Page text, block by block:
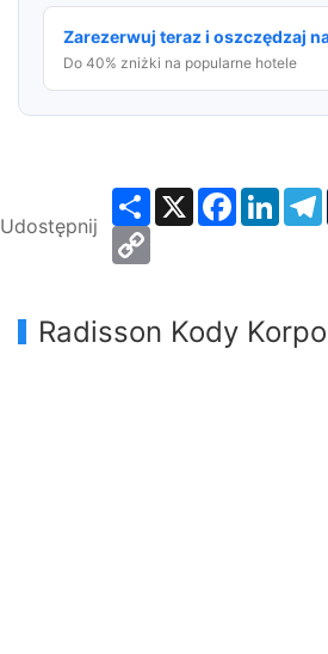
Zarezerwuj teraz i oszczędzaj
Do 40% zniżki na popularne hotele
Udostępnij
ShareX Facebook
Radisson Kody